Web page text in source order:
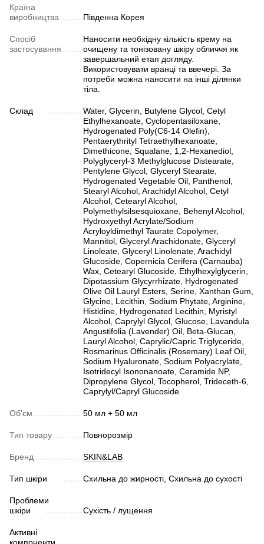
Країна
виробництва
Південна Корея
Спосіб
застосування
Наносити необхідну кількість крему на
очищену та тонізовану шкіру обличчя як
завершальний етап догляду.
Використовувати вранці та ввечері. За
потреби можна наносити на інші ділянки
тіла.
Склад
Water, Glycerin, Butylene Glycol, Cetyl
Ethylhexanoate, Cyclopentasiloxane,
Hydrogenated Poly(C6-14 Olefin),
Pentaerythrityl Tetraethylhexanoate,
Dimethicone, Squalane, 1,2-Hexanediol,
Polyglyceryl-3 Methylglucose Distearate,
Pentylene Glycol, Glyceryl Stearate,
Hydrogenated Vegetable Oil, Panthenol,
Stearyl Alcohol, Arachidyl Alcohol, Cetyl
Alcohol, Cetearyl Alcohol,
Polymethylsilsesquioxane, Behenyl Alcohol,
Hydroxyethyl Acrylate/Sodium
Acryloyldimethyl Taurate Copolymer,
Mannitol, Glyceryl Arachidonate, Glyceryl
Linoleate, Glyceryl Linolenate, Arachidyl
Glucoside, Copernicia Cerifera (Carnauba)
Wax, Cetearyl Glucoside, Ethylhexylglycerin,
Dipotassium Glycyrrhizate, Hydrogenated
Olive Oil Lauryl Esters, Serine, Xanthan Gum,
Glycine, Lecithin, Sodium Phytate, Arginine,
Histidine, Hydrogenated Lecithin, Myristyl
Alcohol, Caprylyl Glycol, Glucose, Lavandula
Angustifolia (Lavender) Oil, Beta-Glucan,
Lauryl Alcohol, Caprylic/Capric Triglyceride,
Rosmarinus Officinalis (Rosemary) Leaf Oil,
Sodium Hyaluronate, Sodium Polyacrylate,
Isotridecyl Isononanoate, Ceramide NP,
Dipropylene Glycol, Tocopherol, Trideceth-6,
Caprylyl/Capryl Glucoside
Обʼєм 50 мл + 50 мл
Тип товару Повнорозмір
Бренд SKIN&LAB
Тип шкіри Схильна до жирності, Схильна до сухості
Проблеми
шкіри
Сухість / лущення
Активні